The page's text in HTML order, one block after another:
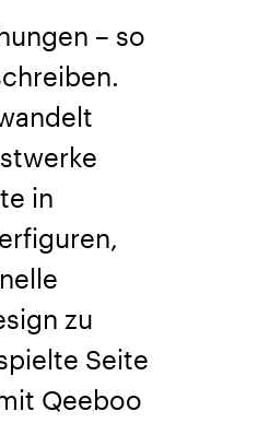
– so
in
zu
Seite
Qeeboo